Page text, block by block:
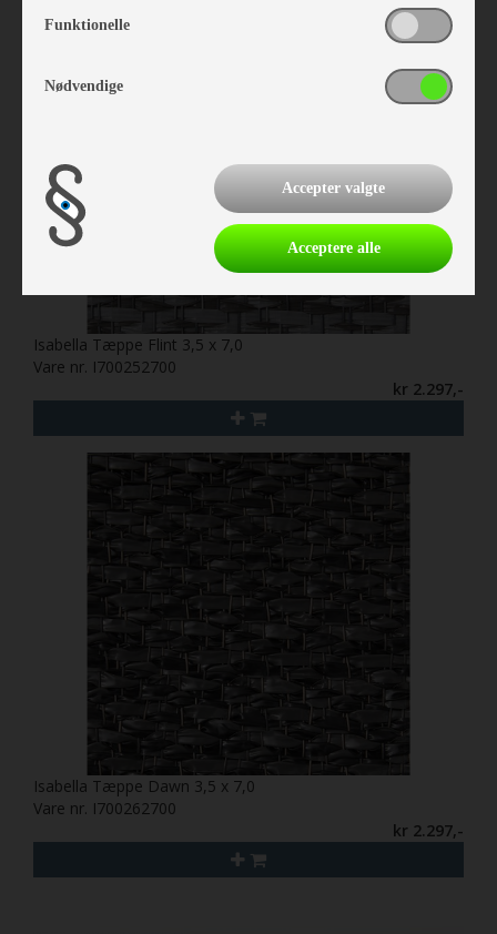
Isabella Tæppe Flint 3,5 x 7,0
Vare nr. I700252700
kr 2.297,-
Isabella Tæppe Dawn 3,5 x 7,0
Vare nr. I700262700
kr 2.297,-
Funktionelle
Nødvendige
Accepter valgte
Acceptere alle